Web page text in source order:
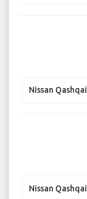
Nissan Qashqai
Nissan Qashqai